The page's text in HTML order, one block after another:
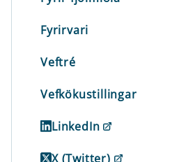
Fyrirvari
Veftré
Vefkökustillingar
LinkedIn
X (Twitter)